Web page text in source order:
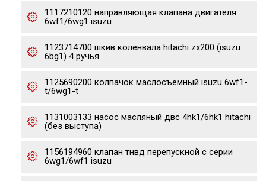
1117210120 направляющая клапана двигателя
6wf1/6wg1 isuzu
1123714700 шкив коленвала hitachi zx200 (isuzu
6bg1) 4 ручья
1125690200 колпачок маслосъемный isuzu 6wf1-
t/6wg1-t
1131003133 насос масляный двс 4hk1/6hk1 hitachi
(без выступа)
1156194960 клапан тнвд перепускной с серии
6wg1/6wf1 isuzu